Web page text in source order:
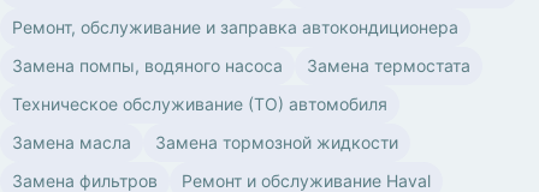
Ремонт, обслуживание и заправка автокондиционера
Замена помпы, водяного насоса
Замена термостата
Техническое обслуживание (ТО) автомобиля
Замена масла
Замена тормозной жидкости
Замена фильтров
Ремонт и обслуживание Haval